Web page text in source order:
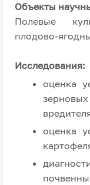
Объекты
Полевые
плодово-
Исследования:
оценка
оценка